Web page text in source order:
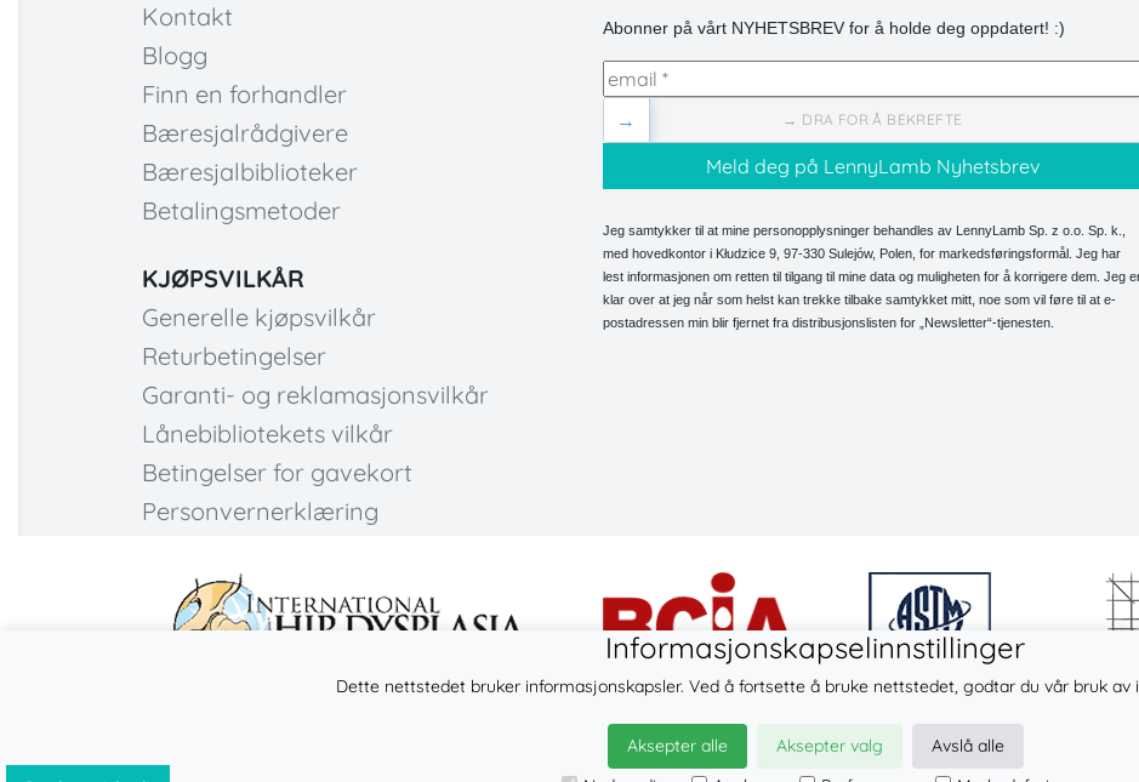
Kontakt
Blogg
Finn en forhandler
Bæresjalrådgivere
Bæresjalbiblioteker
Betalingsmetoder
KJØPSVILKÅR
Generelle kjøpsvilkår
Returbetingelser
Garanti- og reklamasjonsvilkår
Lånebibliotekets vilkår
Betingelser for gavekort
Personvernerklæring
Abonner på vårt NYHETSBREV for å holde deg oppdatert! :)
→ DRA FOR Å BEKREFTE
→
Jeg samtykker til at mine personopplysninger behandles av LennyLamb Sp. z o.o. Sp. k.,
med hovedkontor i Kłudzice 9, 97-330 Sulejów, Polen, for markedsføringsformål. Jeg har
lest informasjonen om retten til tilgang til mine data og muligheten for å korrigere dem. Jeg
klar over at jeg når som helst kan trekke tilbake samtykket mitt, noe som vil føre til at e-
postadressen min blir fjernet fra distribusjonslisten for „Newsletter“-tjenesten.
© 2026
LennyLamb sp. z o.o. sp.k.
·elastiske bæresjal produsent ·
Informasjonskapselinnstillinger
Dette nettstedet bruker informasjonskapsler. Ved å fortsette å bruke nettstedet, godtar du vår bruk av
Aksepter alle Aksepter valg
Avslå alle